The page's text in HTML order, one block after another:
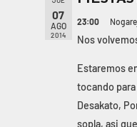
07
AGO
2014
23:00
Nos
Estaremos
tocando
Desakato,
sopla, asi